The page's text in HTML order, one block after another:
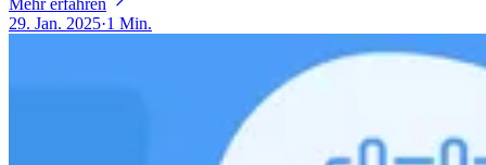
29. Jan. 2025·1 Min.